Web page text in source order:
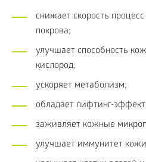
снижает скорость
покрова;
улучшает способность
кислород;
ускоряет метаболизм;
обладает лифтинг-
заживляет кожные
улучшает иммунитет